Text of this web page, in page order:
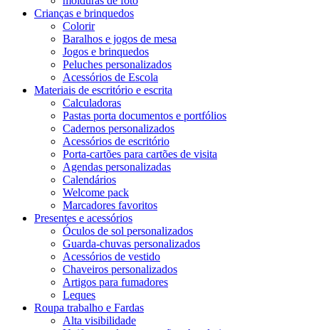
Crianças e brinquedos
Colorir
Baralhos e jogos de mesa
Jogos e brinquedos
Peluches personalizados
Acessórios de Escola
Materiais de escritório e escrita
Calculadoras
Pastas porta documentos e portfólios
Cadernos personalizados
Acessórios de escritório
Porta-cartões para cartões de visita
Agendas personalizadas
Calendários
Welcome pack
Marcadores favoritos
Presentes e acessórios
Óculos de sol personalizados
Guarda-chuvas personalizados
Acessórios de vestido
Chaveiros personalizados
Artigos para fumadores
Leques
Roupa trabalho e Fardas
Alta visibilidade